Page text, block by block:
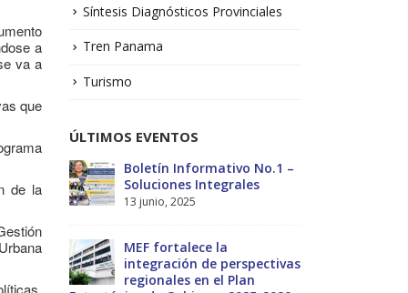
a
va a
que
de la
Síntesis Diagnósticos Provinciales
Tren Panama
Turismo
ÚLTIMOS EVENTOS
Taller: Estudio y Diseño de
la Estrategia para Impulsar
el Tren Panamá – CECOM
CECOMRO se reúne con el